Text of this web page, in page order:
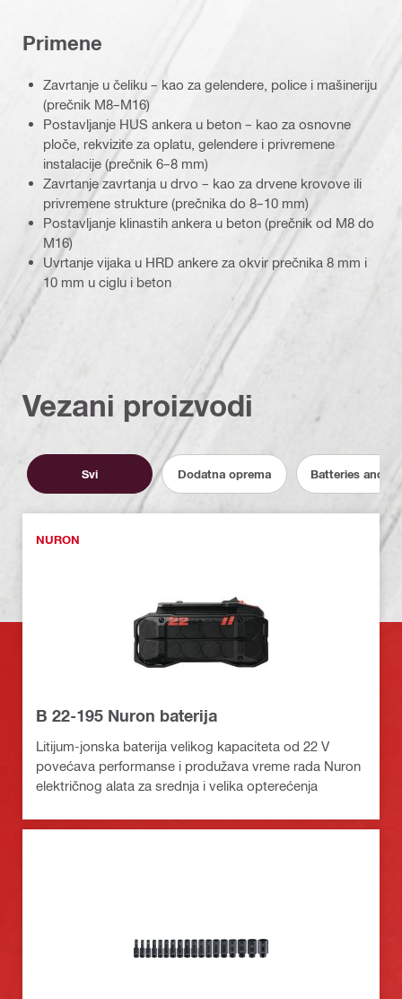
Primene
Zavrtanje u čeliku – kao za gelendere, police i mašineriju
(prečnik M8–M16)
Postavljanje HUS ankera u beton – kao za osnovne
ploče, rekvizite za oplatu, gelendere i privremene
instalacije (prečnik 6–8 mm)
Zavrtanje zavrtanja u drvo – kao za drvene krovove ili
privremene strukture (prečnika do 8–10 mm)
Postavljanje klinastih ankera u beton (prečnik od M8 do
M16)
Uvrtanje vijaka u HRD ankere za okvir prečnika 8 mm i
10 mm u ciglu i beton
Vezani proizvodi
Svi Dodatna oprema Batteries and
NURON
B 22-195 Nuron baterija
Litijum-jonska baterija velikog kapaciteta od 22 V
povećava performanse i produžava vreme rada Nuron
električnog alata za srednja i velika opterećenja